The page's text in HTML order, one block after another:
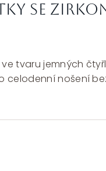
se
tvaru jemných
celodenní nošení